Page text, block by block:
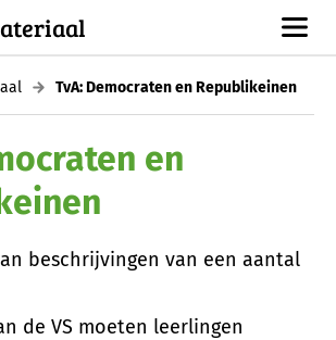
TvA: Democraten en Republikeinen
en
beschrijvingen van een aantal
de VS moeten leerlingen